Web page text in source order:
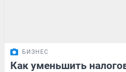
БИЗНЕС
Как уменьшить